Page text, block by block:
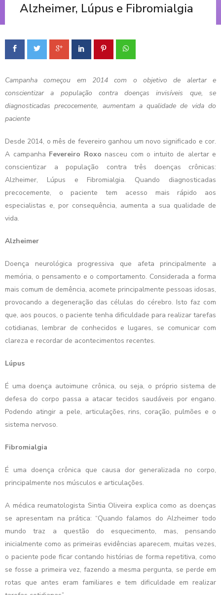
Alzheimer, Lúpus e Fibromialgia
Campanha começou em 2014 com o objetivo de alertar e
conscientizar a população contra doenças invisíveis que, se
diagnosticadas precocemente, aumentam a qualidade de vida do
paciente
Desde 2014, o mês de fevereiro ganhou um novo significado e cor.
A campanha Fevereiro Roxo nasceu com o intuito de alertar e
conscientizar a população contra três doenças crônicas:
Alzheimer, Lúpus e Fibromialgia. Quando diagnosticadas
precocemente, o paciente tem acesso mais rápido aos
especialistas e, por consequência, aumenta a sua qualidade de
vida.
Alzheimer
Doença neurológica progressiva que afeta principalmente a
memória, o pensamento e o comportamento. Considerada a forma
mais comum de demência, acomete principalmente pessoas idosas,
provocando a degeneração das células do cérebro. Isto faz com
que, aos poucos, o paciente tenha dificuldade para realizar tarefas
cotidianas, lembrar de conhecidos e lugares, se comunicar com
clareza e recordar de acontecimentos recentes.
Lúpus
É uma doença autoimune crônica, ou seja, o próprio sistema de
defesa do corpo passa a atacar tecidos saudáveis por engano.
Podendo atingir a pele, articulações, rins, coração, pulmões e o
sistema nervoso.
Fibromialgia
É uma doença crônica que causa dor generalizada no corpo,
principalmente nos músculos e articulações.
A médica reumatologista Sintia Oliveira explica como as doenças
se apresentam na prática: “Quando falamos do Alzheimer todo
mundo traz a questão do esquecimento, mas, pensando
inicialmente como as primeiras evidências aparecem, muitas vezes,
o paciente pode ficar contando histórias de forma repetitiva, como
se fosse a primeira vez, fazendo a mesma pergunta, se perde em
rotas que antes eram familiares e tem dificuldade em realizar